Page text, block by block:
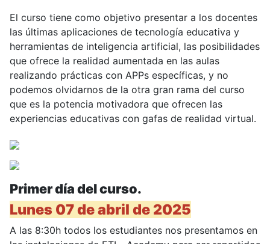
El curso tiene como objetivo presentar a los docentes
las últimas aplicaciones de tecnología educativa y
herramientas de inteligencia artificial, las posibilidades
que ofrece la realidad aumentada en las aulas
realizando prácticas con APPs específicas, y no
podemos olvidarnos de la otra gran rama del curso
que es la potencia motivadora que ofrecen las
experiencias educativas con gafas de realidad virtual.
Primer día del curso.
Lunes 07 de abril de 2025
A las 8:30h todos los estudiantes nos presentamos en